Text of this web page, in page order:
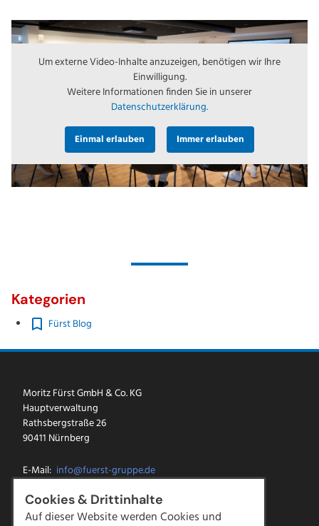
Um externe Video-Inhalte anzuzeigen, benötigen wir Ihre
Einwilligung.
Weitere Informationen finden Sie in unserer
Datenschutzerklärung.
Einmal erlauben Immer erlauben
Kategorien
Fürst Blog
Moritz Fürst GmbH & Co. KG
Hauptverwaltung
Rathsbergstraße 26
90411 Nürnberg
E-Mail: info@fuerst-gruppe.de
Fax: 0911 5213-100
Cookies & Drittinhalte
Auf dieser Website werden Cookies und